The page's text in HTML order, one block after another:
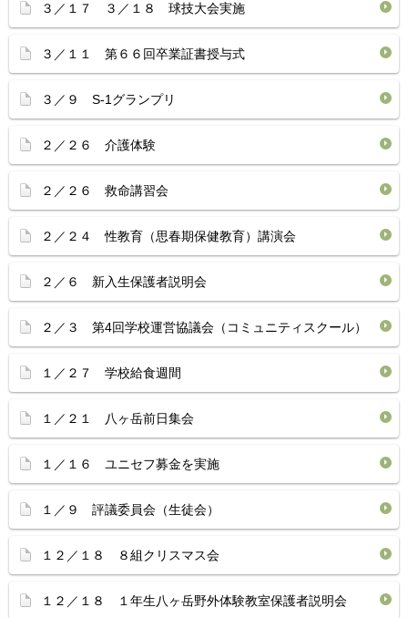
３／１７ ３／１８ 球技大会実施
３／１１ 第６６回卒業証書授与式
３／９ S-1グランプリ
２／２６ 介護体験
２／２６ 救命講習会
２／２４ 性教育（思春期保健教育）講演会
２／６ 新入生保護者説明会
２／３ 第4回学校運営協議会（コミュニティスクール）
１／２７ 学校給食週間
１／２１ 八ヶ岳前日集会
１／１６ ユニセフ募金を実施
１／９ 評議委員会（生徒会）
１２／１８ ８組クリスマス会
１２／１８ １年生八ヶ岳野外体験教室保護者説明会